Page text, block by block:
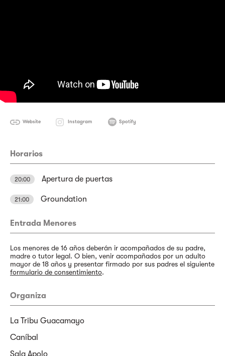
Website Instagram Spotify
Horarios
20:00 Apertura de puertas
21:00 Groundation
Entrada Menores
Los menores de 16 años deberán ir acompañados de su padre,
madre o tutor legal. O bien, venir acompañados por un adulto
mayor de 18 años y presentar firmado por sus padres el siguiente
formulario de consentimiento.
Organiza
La Tribu Guacamayo
Caníbal
Sala Apolo